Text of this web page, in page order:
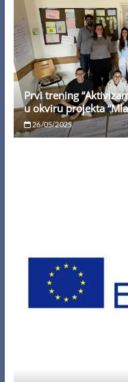
Prvi trening
u okviru projekta
26/05/2025